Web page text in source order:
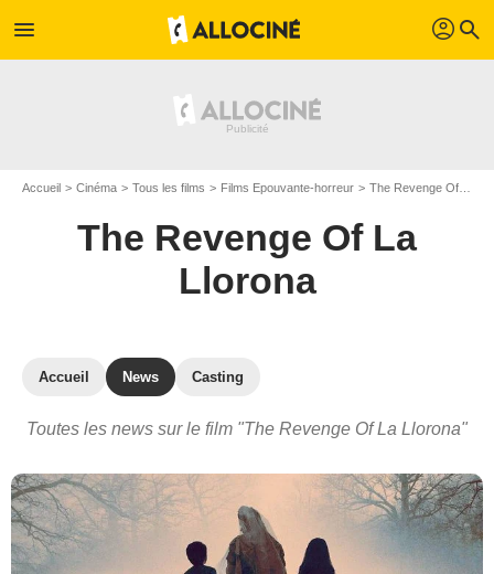
menu profil search
Accueil Cinéma Tous les films Films Epouvante-horreur The Revenge Of La Llorona
The Revenge Of La
Llorona
Accueil News Casting
Toutes les news sur le film "The Revenge Of La Llorona"